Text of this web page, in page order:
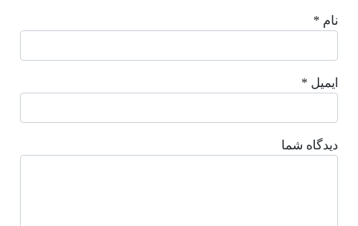
نام *
ایمیل *
دیدگاه شما